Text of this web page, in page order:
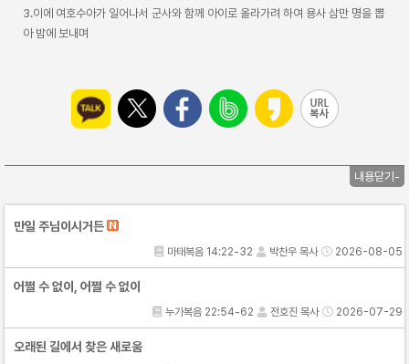
3.이에 여호수아가 일어나서 군사와 함께 아이로 올라가려 하여 용사 삼만 명을 뽑
아 밤에 보내며
내용닫기-
만일 주님이시거든
마태복음 14:22-32 박찬우 목사 2026-08-05
어쩔 수 없이, 어쩔 수 없이
누가복음 22:54-62 전호진 목사 2026-07-29
오래된 길에서 찾은 새로움